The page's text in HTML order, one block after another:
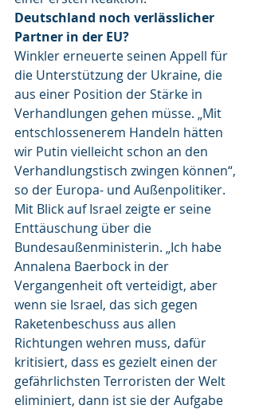
Deutschland noch verlässlicher
Partner in der EU?
Winkler erneuerte seinen Appell für
die Unterstützung der Ukraine, die
aus einer Position der Stärke in
Verhandlungen gehen müsse. „Mit
entschlossenerem Handeln hätten
wir Putin vielleicht schon an den
Verhandlungstisch zwingen können“,
so der Europa- und Außenpolitiker.
Mit Blick auf Israel zeigte er seine
Enttäuschung über die
Bundesaußenministerin. „Ich habe
Annalena Baerbock in der
Vergangenheit oft verteidigt, aber
wenn sie Israel, das sich gegen
Raketenbeschuss aus allen
Richtungen wehren muss, dafür
kritisiert, dass es gezielt einen der
gefährlichsten Terroristen der Welt
eliminiert, dann ist sie der Aufgabe